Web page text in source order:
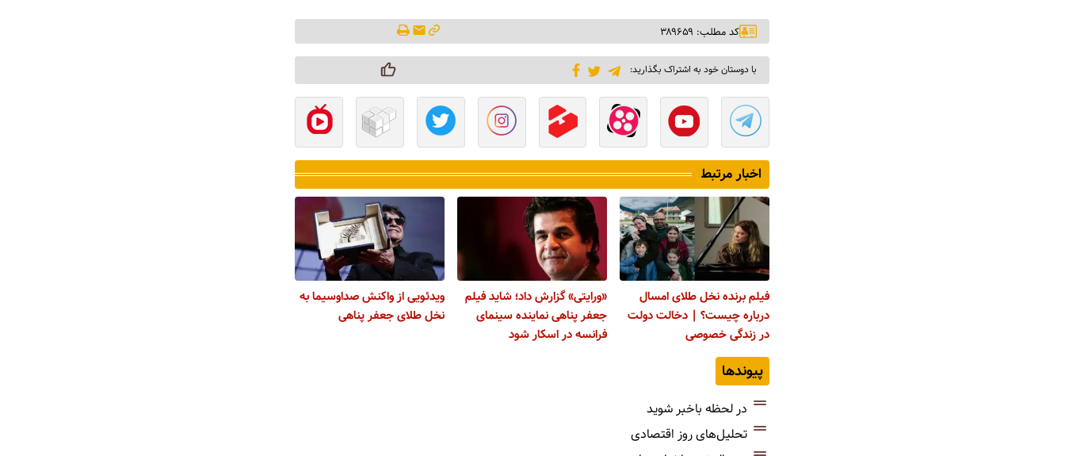
کد مطلب: ۳۸۹۶۵۹
با دوستان خود به اشتراک بگذارید:
اخبار مرتبط
فیلم برنده نخل طلای امسال
درباره چیست؟ | دخالت دولت
در زندگی خصوصی
«ورایتی» گزارش داد؛ شاید فیلم
جعفر پناهی نماینده سینمای
فرانسه در اسکار شود
ویدئویی از واکنش صداوسیما به
نخل طلای جعفر پناهی
پیوندها
در لحظه باخبر شوید
تحلیل‌های روز اقتصادی